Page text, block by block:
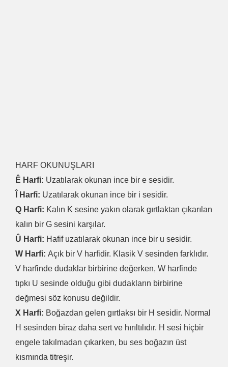
HARF OKUNUŞLARI
Ê Harfi: Uzatılarak okunan ince bir e sesidir.
Î Harfi: Uzatılarak okunan ince bir i sesidir.
Q Harfi: Kalın K sesine yakın olarak gırtlaktan çıkarılan
kalın bir G sesini karşılar.
Û Harfi: Hafif uzatılarak okunan ince bir u sesidir.
W Harfi: Açık bir V harfidir. Klasik V sesinden farklıdır.
V harfinde dudaklar birbirine değerken, W harfinde
tıpkı U sesinde olduğu gibi dudakların birbirine
değmesi söz konusu değildir.
X Harfi: Boğazdan gelen gırtlaksı bir H sesidir. Normal
H sesinden biraz daha sert ve hırıltılıdır. H sesi hiçbir
engele takılmadan çıkarken, bu ses boğazın üst
kısmında titreşir.